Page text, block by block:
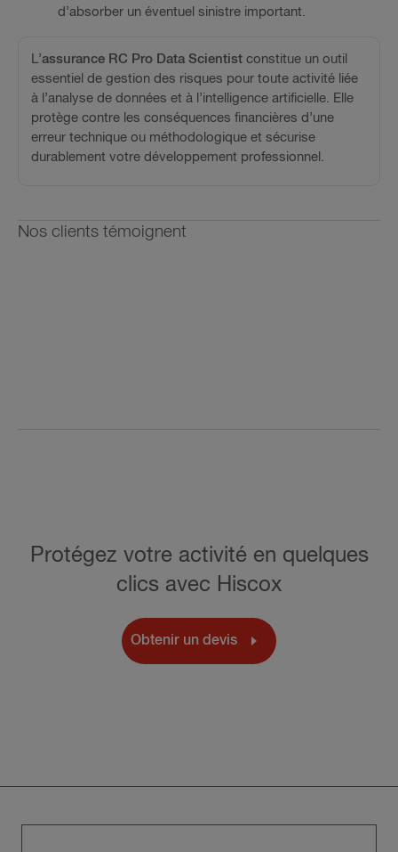
d’absorber un éventuel sinistre important.
L’assurance RC Pro Data Scientist constitue un outil
essentiel de gestion des risques pour toute activité liée
à l’analyse de données et à l’intelligence artificielle. Elle
protège contre les conséquences financières d’une
erreur technique ou méthodologique et sécurise
durablement votre développement professionnel.
Nos clients témoignent
Protégez votre activité en quelques
clics avec Hiscox
Obtenir un devis